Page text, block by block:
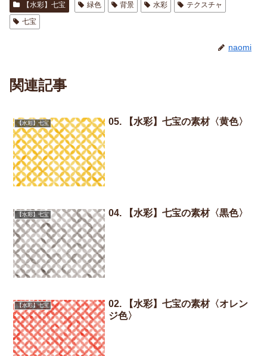
【水彩】七宝 緑色 背景 水彩
テクスチャ
七宝
naomi
関連記事
【水彩】七宝 05. 【水彩】七宝の素材〈黄色〉
【水彩】七宝 04. 【水彩】七宝の素材〈黒色〉
【水彩】七宝
02. 【水彩】七宝の素材〈オレン
ジ色〉